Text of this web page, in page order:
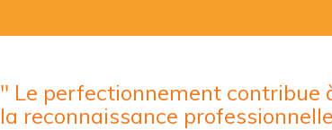
" Le perfectionnement contribue
la reconnaissance